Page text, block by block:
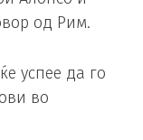
од Рим.
успее да го
во